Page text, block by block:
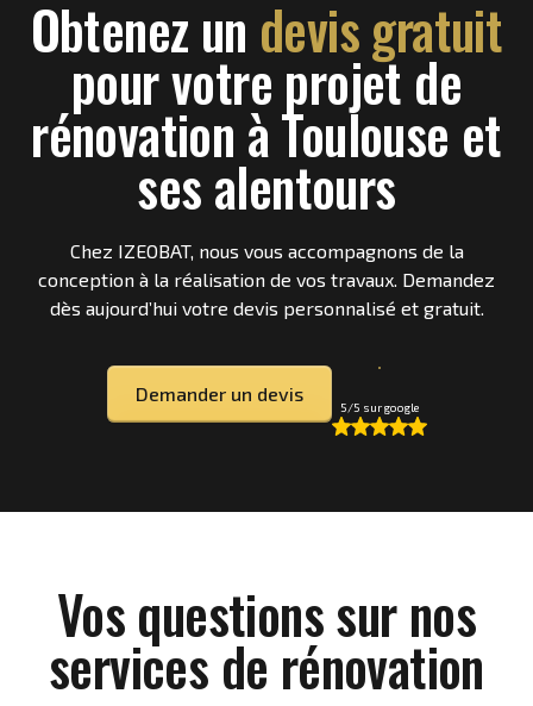
Obtenez un devis gratuit
pour votre projet de
rénovation à Toulouse et
ses alentours
Chez IZEOBAT, nous vous accompagnons de la
conception à la réalisation de vos travaux. Demandez
dès aujourd’hui votre devis personnalisé et gratuit.
Demander un devis
5/5 sur google
Vos questions sur nos
services de rénovation